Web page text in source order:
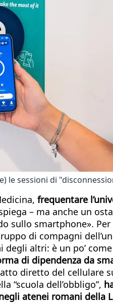
le sessioni di
frequentare
– ma anche un
sullo smartphone».
di compagni
altri: è un po’
di dipendenza da
diretto del cellulare
“scuola dell’obbligo”,
atenei romani della